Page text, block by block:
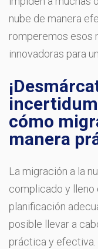
nube de manera
romperemos esos
innovadoras para
cómo
manera
La migración a la
complicado y lleno
planificación
posible llevar a
práctica y